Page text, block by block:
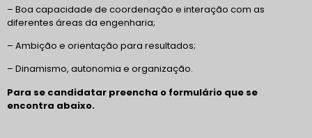
– Boa capacidade de coordenação e interação com as
diferentes áreas da engenharia;
– Ambição e orientação para resultados;
– Dinamismo, autonomia e organização.
Para se candidatar preencha o formulário que se
encontra abaixo.